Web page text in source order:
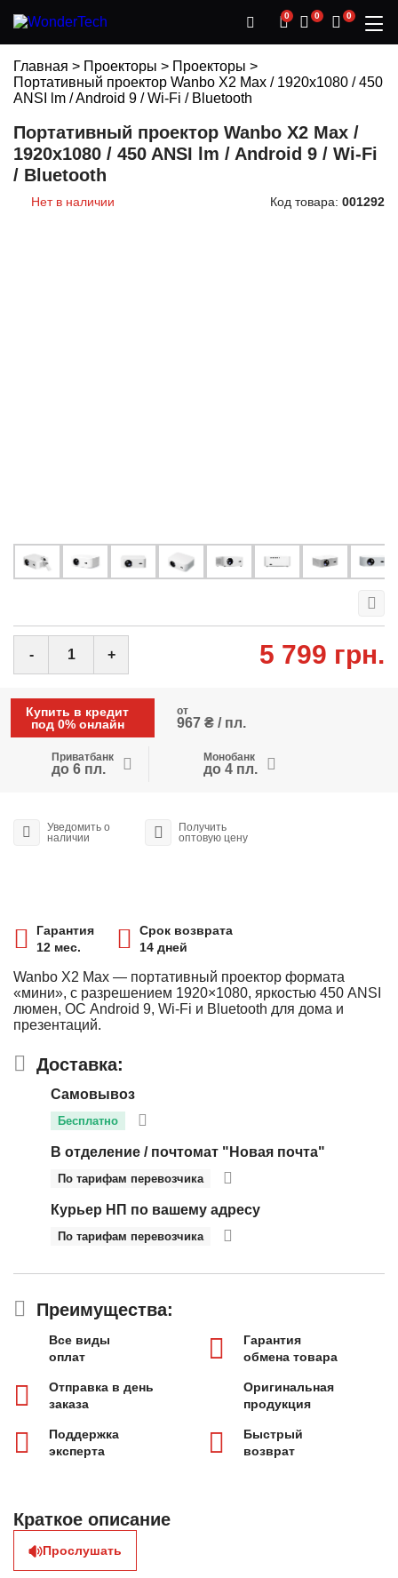
0 0 0
Главная > Проекторы > Проекторы >
Портативный проектор Wanbo X2 Max / 1920x1080 / 450
ANSI lm / Android 9 / Wi-Fi / Bluetooth
Портативный проектор Wanbo X2 Max /
1920x1080 / 450 ANSI lm / Android 9 / Wi-Fi
/ Bluetooth
Нет в наличии Код товара: 001292
5 799 грн.
- +
Купить в кредит
под 0% онлайн
от
967 ₴ / пл.
Приватбанк
до 6 пл.
Монобанк
до 4 пл.
Уведомить о
наличии
Получить
оптовую цену
Гарантия
12 мес.
Срок возврата
14 дней
Wanbo X2 Max — портативный проектор формата
«мини», с разрешением 1920×1080, яркостью 450 ANSI
люмен, ОС Android 9, Wi-Fi и Bluetooth для дома и
презентаций.
Доставка:
Самовывоз
Бесплатно
В отделение / почтомат "Новая почта"
По тарифам перевозчика
Курьер НП по вашему адресу
По тарифам перевозчика
Преимущества:
Все виды
оплат
Гарантия
обмена товара
Отправка в день
заказа
Оригинальная
продукция
Поддержка
эксперта
Быстрый
возврат
Краткое описание
Прослушать